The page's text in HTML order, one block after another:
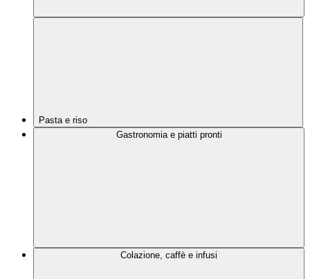
Pasta e riso
Gastronomia e piatti pronti
Colazione, caffè e infusi